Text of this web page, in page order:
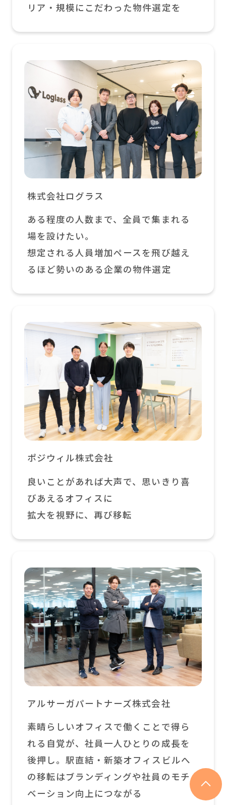
リア・規模にこだわった物件選定を
株式会社ログラス
ある程度の人数まで、全員で集まれる
場を設けたい。
想定される人員増加ペースを飛び越え
るほど勢いのある企業の物件選定
ポジウィル株式会社
良いことがあれば大声で、思いきり喜
びあえるオフィスに
拡大を視野に、再び移転
アルサーガパートナーズ株式会社
素晴らしいオフィスで働くことで得ら
れる自覚が、社員一人ひとりの成長を
後押し。駅直結・新築オフィスビルへ
の移転はブランディングや社員のモチ
ベーション向上につながる